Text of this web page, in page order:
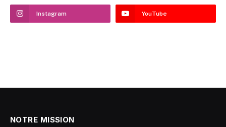
Instagram YouTube
NOTRE MISSION